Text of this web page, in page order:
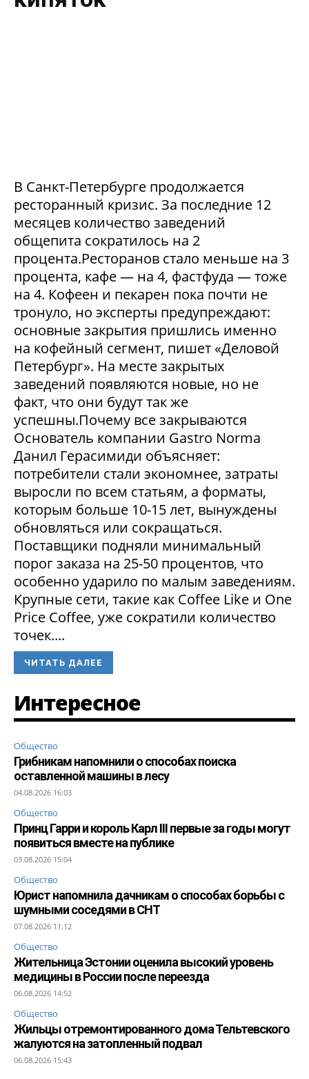
В Санкт-Петербурге продолжается
ресторанный кризис. За последние 12
месяцев количество заведений
общепита сократилось на 2
процента.Ресторанов стало меньше на 3
процента, кафе — на 4, фастфуда — тоже
на 4. Кофеен и пекарен пока почти не
тронуло, но эксперты предупреждают:
основные закрытия пришлись именно
на кофейный сегмент, пишет «Деловой
Петербург». На месте закрытых
заведений появляются новые, но не
факт, что они будут так же
успешны.Почему все закрываются
Основатель компании Gastro Norma
Данил Герасимиди объясняет:
потребители стали экономнее, затраты
выросли по всем статьям, а форматы,
которым больше 10-15 лет, вынуждены
обновляться или сокращаться.
Поставщики подняли минимальный
порог заказа на 25-50 процентов, что
особенно ударило по малым заведениям.
Крупные сети, такие как Coffee Like и One
Price Coffee, уже сократили количество
точек....
ЧИТАТЬ ДАЛЕЕ
Интересное
Общество
Грибникам напомнили о способах поиска
оставленной машины в лесу
04.08.2026 16:03
Общество
Принц Гарри и король Карл III первые за годы могут
появиться вместе на публике
03.08.2026 15:04
Общество
Юрист напомнила дачникам о способах борьбы с
шумными соседями в СНТ
07.08.2026 11:12
Общество
Жительница Эстонии оценила высокий уровень
медицины в России после переезда
06.08.2026 14:52
Общество
Жильцы отремонтированного дома Тельтевского
жалуются на затопленный подвал
06.08.2026 15:43